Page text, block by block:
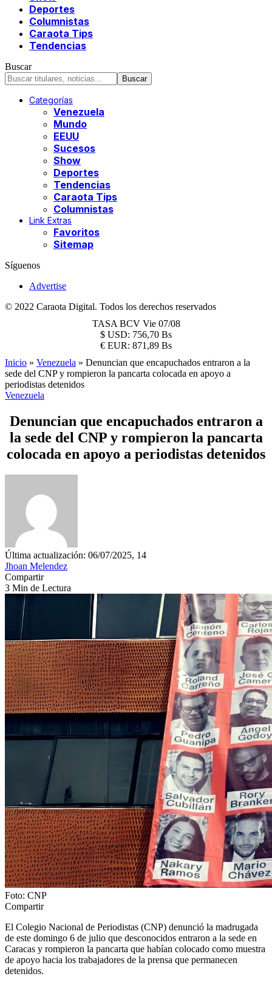
Deportes
Columnistas
Caraota Tips
Tendencias
Buscar
Categorías
Venezuela
Mundo
EEUU
Sucesos
Show
Deportes
Tendencias
Caraota Tips
Columnistas
Link Extras
Favoritos
Sitemap
Síguenos
Advertise
© 2022 Caraota Digital. Todos los derechos reservados
TASA BCV Vie 07/08
$ USD: 756,70 Bs
€ EUR: 871,89 Bs
Inicio » Venezuela » Denuncian que encapuchados entraron a la
sede del CNP y rompieron la pancarta colocada en apoyo a
periodistas detenidos
Venezuela
Denuncian que encapuchados entraron a
la sede del CNP y rompieron la pancarta
colocada en apoyo a periodistas detenidos
Última actualización: 06/07/2025, 14
Jhoan Melendez
Compartir
3 Min de Lectura
Foto: CNP
Compartir
El Colegio Nacional de Periodistas (CNP) denunció la madrugada
de este domingo 6 de julio que desconocidos entraron a la sede en
Caracas y rompieron la pancarta que habían colocado como muestra
de apoyo hacia los trabajadores de la prensa que permanecen
detenidos.